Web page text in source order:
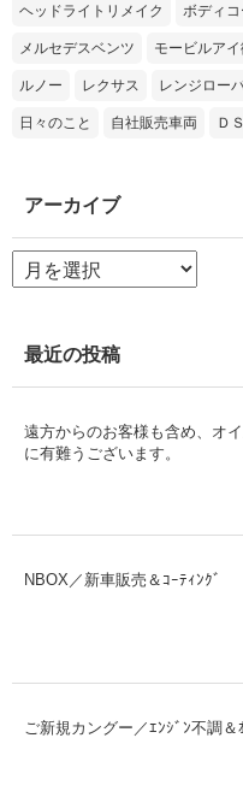
ヘッドライトリメイク ボディ
メルセデスベンツ モービルア
ルノー レクサス レンジロー
日々のこと 自社販売車両 ＤＳ
アーカイブ
ア
ー
ブ
最近の投稿
遠方からのお客様も含め、オ
に有難うございます。
NBOX／新車販売＆ｺｰﾃｨﾝｸﾞ
ご新規カングー／ｴﾝｼﾞﾝ不調